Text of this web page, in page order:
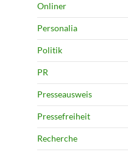
Onliner
Personalia
Politik
PR
Presseausweis
Pressefreiheit
Recherche